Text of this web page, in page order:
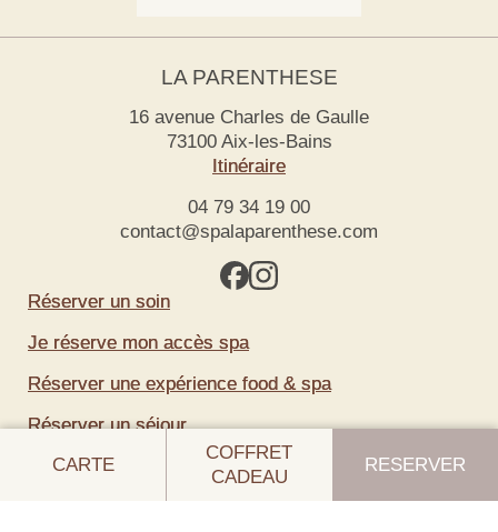
CARTE
COFFRET
CADEAU
RESERVER
LA PARENTHESE
16 avenue Charles de Gaulle
73100 Aix-les-Bains
Itinéraire
04 79 34 19 00
contact@spalaparenthese.com
Réserver un soin
Je réserve mon accès spa
Réserver une expérience food & spa
Réserver un séjour
Offrir un coffret cadeau